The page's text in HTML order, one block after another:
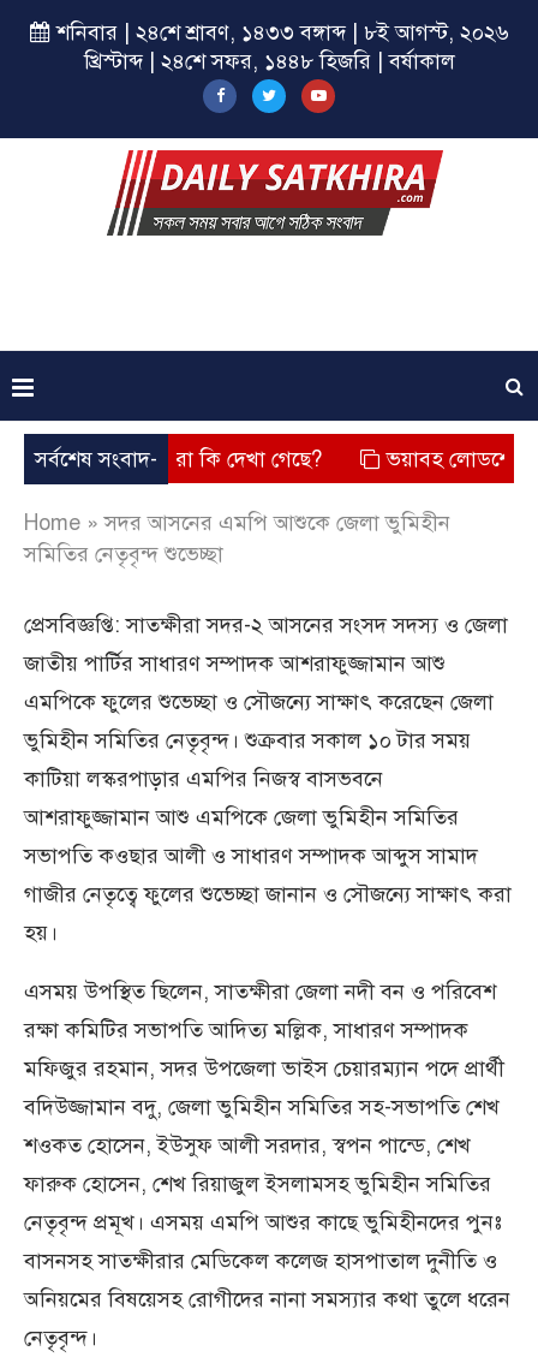
শনিবার | ২৪শে শ্রাবণ, ১৪৩৩ বঙ্গাব্দ | ৮ই আগস্ট, ২০২৬
খ্রিস্টাব্দ | ২৪শে সফর, ১৪৪৮ হিজরি | বর্ষাকাল
সর্বশেষ সংবাদ-
তার চেহারা কি দেখা গেছে? ভয়াবহ লোডশেডিং,
Home »সদর আসনের এমপি আশুকে জেলা ভুমিহীন
সমিতির নেতৃবৃন্দ শুভেচ্ছা
প্রেসবিজ্ঞপ্তি: সাতক্ষীরা সদর-২ আসনের সংসদ সদস্য ও জেলা
জাতীয় পার্টির সাধারণ সম্পাদক আশরাফুজ্জামান আশু
এমপিকে ফুলের শুভেচ্ছা ও সৌজন্যে সাক্ষাৎ করেছেন জেলা
ভুমিহীন সমিতির নেতৃবৃন্দ। শুক্রবার সকাল ১০ টার সময়
কাটিয়া লস্করপাড়ার এমপির নিজস্ব বাসভবনে
আশরাফুজ্জামান আশু এমপিকে জেলা ভুমিহীন সমিতির
সভাপতি কওছার আলী ও সাধারণ সম্পাদক আব্দুস সামাদ
গাজীর নেতৃত্বে ফুলের শুভেচ্ছা জানান ও সৌজন্যে সাক্ষাৎ করা
হয়।
এসময় উপস্থিত ছিলেন, সাতক্ষীরা জেলা নদী বন ও পরিবেশ
রক্ষা কমিটির সভাপতি আদিত্য মল্লিক, সাধারণ সম্পাদক
মফিজুর রহমান, সদর উপজেলা ভাইস চেয়ারম্যান পদে প্রার্থী
বদিউজ্জামান বদু, জেলা ভুমিহীন সমিতির সহ-সভাপতি শেখ
শওকত হোসেন, ইউসুফ আলী সরদার, স্বপন পান্ডে, শেখ
ফারুক হোসেন, শেখ রিয়াজুল ইসলামসহ ভুমিহীন সমিতির
নেতৃবৃন্দ প্রমূখ। এসময় এমপি আশুর কাছে ভুমিহীনদের পুনঃ
বাসনসহ সাতক্ষীরার মেডিকেল কলেজ হাসপাতাল দুনীতি ও
অনিয়মের বিষয়েসহ রোগীদের নানা সমস্যার কথা তুলে ধরেন
নেতৃবৃন্দ।